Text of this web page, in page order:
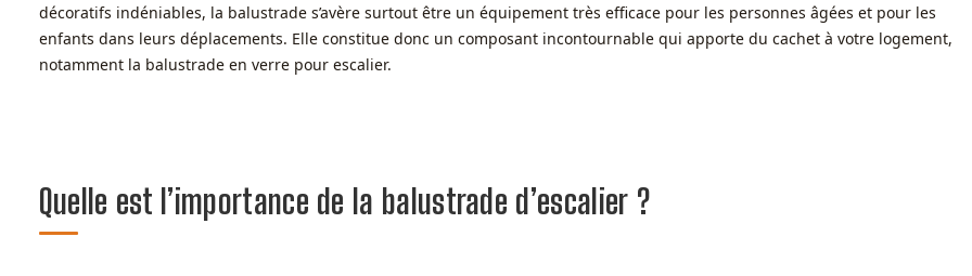
décoratifs indéniables, la balustrade s’avère surtout être un équipement très efficace pour les personnes âgées et pour les
enfants dans leurs déplacements. Elle constitue donc un composant incontournable qui apporte du cachet à votre logement,
notamment la balustrade en verre pour escalier.
Quelle est l’importance de la balustrade d’escalier ?